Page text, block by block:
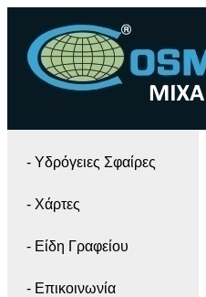
- Yδρόγειες Σφαίρες
- Χάρτες
- Είδη Γραφείου
- Επικοινωνία